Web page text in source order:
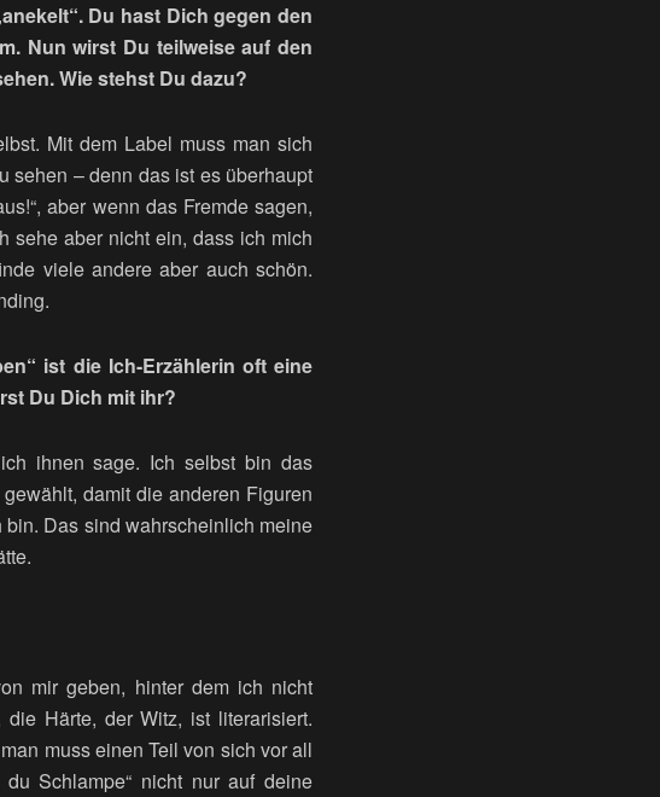
Du hast Dich gegen den
Nun wirst Du teilweise auf den
Wie stehst Du dazu?
Mit dem Label muss man sich
sehen – denn das ist es überhaupt
aber wenn das Fremde sagen,
sehe aber nicht ein, dass ich mich
viele andere aber auch schön.
ist die Ich-Erzählerin oft eine
Du Dich mit ihr?
ihnen sage. Ich selbst bin das
damit die anderen Figuren
Das sind wahrscheinlich meine
mir geben, hinter dem ich nicht
Härte, der Witz, ist literarisiert.
muss einen Teil von sich vor all
Schlampe“ nicht nur auf deine